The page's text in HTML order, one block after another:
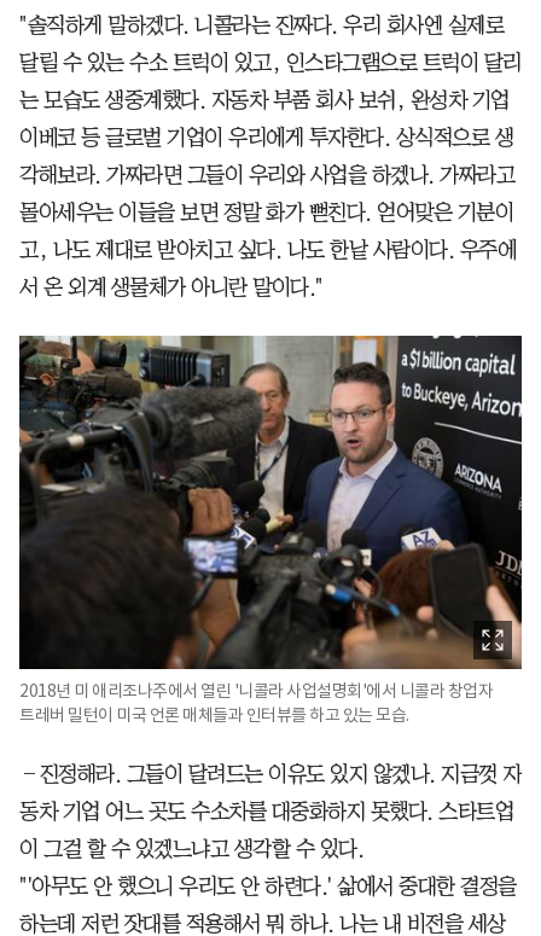
"솔직하게 말하겠다. 니콜라는 진짜다. 우리 회사엔 실제로
달릴 수 있는 수소 트럭이 있고, 인스타그램으로 트럭이 달리
는 모습도 생중계했다. 자동차 부품 회사 보쉬, 완성차 기업
이베코 등 글로벌 기업이 우리에게 투자한다. 상식적으로 생
각해보라. 가짜라면 그들이 우리와 사업을 하겠나. 가짜라고
몰아세우는 이들을 보면 정말 화가 뻗친다. 얻어맞은 기분이
고, 나도 제대로 받아치고 싶다. 나도 한낱 사람이다. 우주에
서 온 외계 생물체가 아니란 말이다."
2018년 미 애리조나주에서 열린 '니콜라 사업설명회'에서 니콜라 창업자
트레버 밀턴이 미국 언론 매체들과 인터뷰를 하고 있는 모습.
―진정해라. 그들이 달려드는 이유도 있지 않겠나. 지금껏 자
동차 기업 어느 곳도 수소차를 대중화하지 못했다. 스타트업
이 그걸 할 수 있겠느냐고 생각할 수 있다.
"'아무도 안 했으니 우리도 안 하련다.' 삶에서 중대한 결정을
하는데 저런 잣대를 적용해서 뭐 하나. 나는 내 비전을 세상